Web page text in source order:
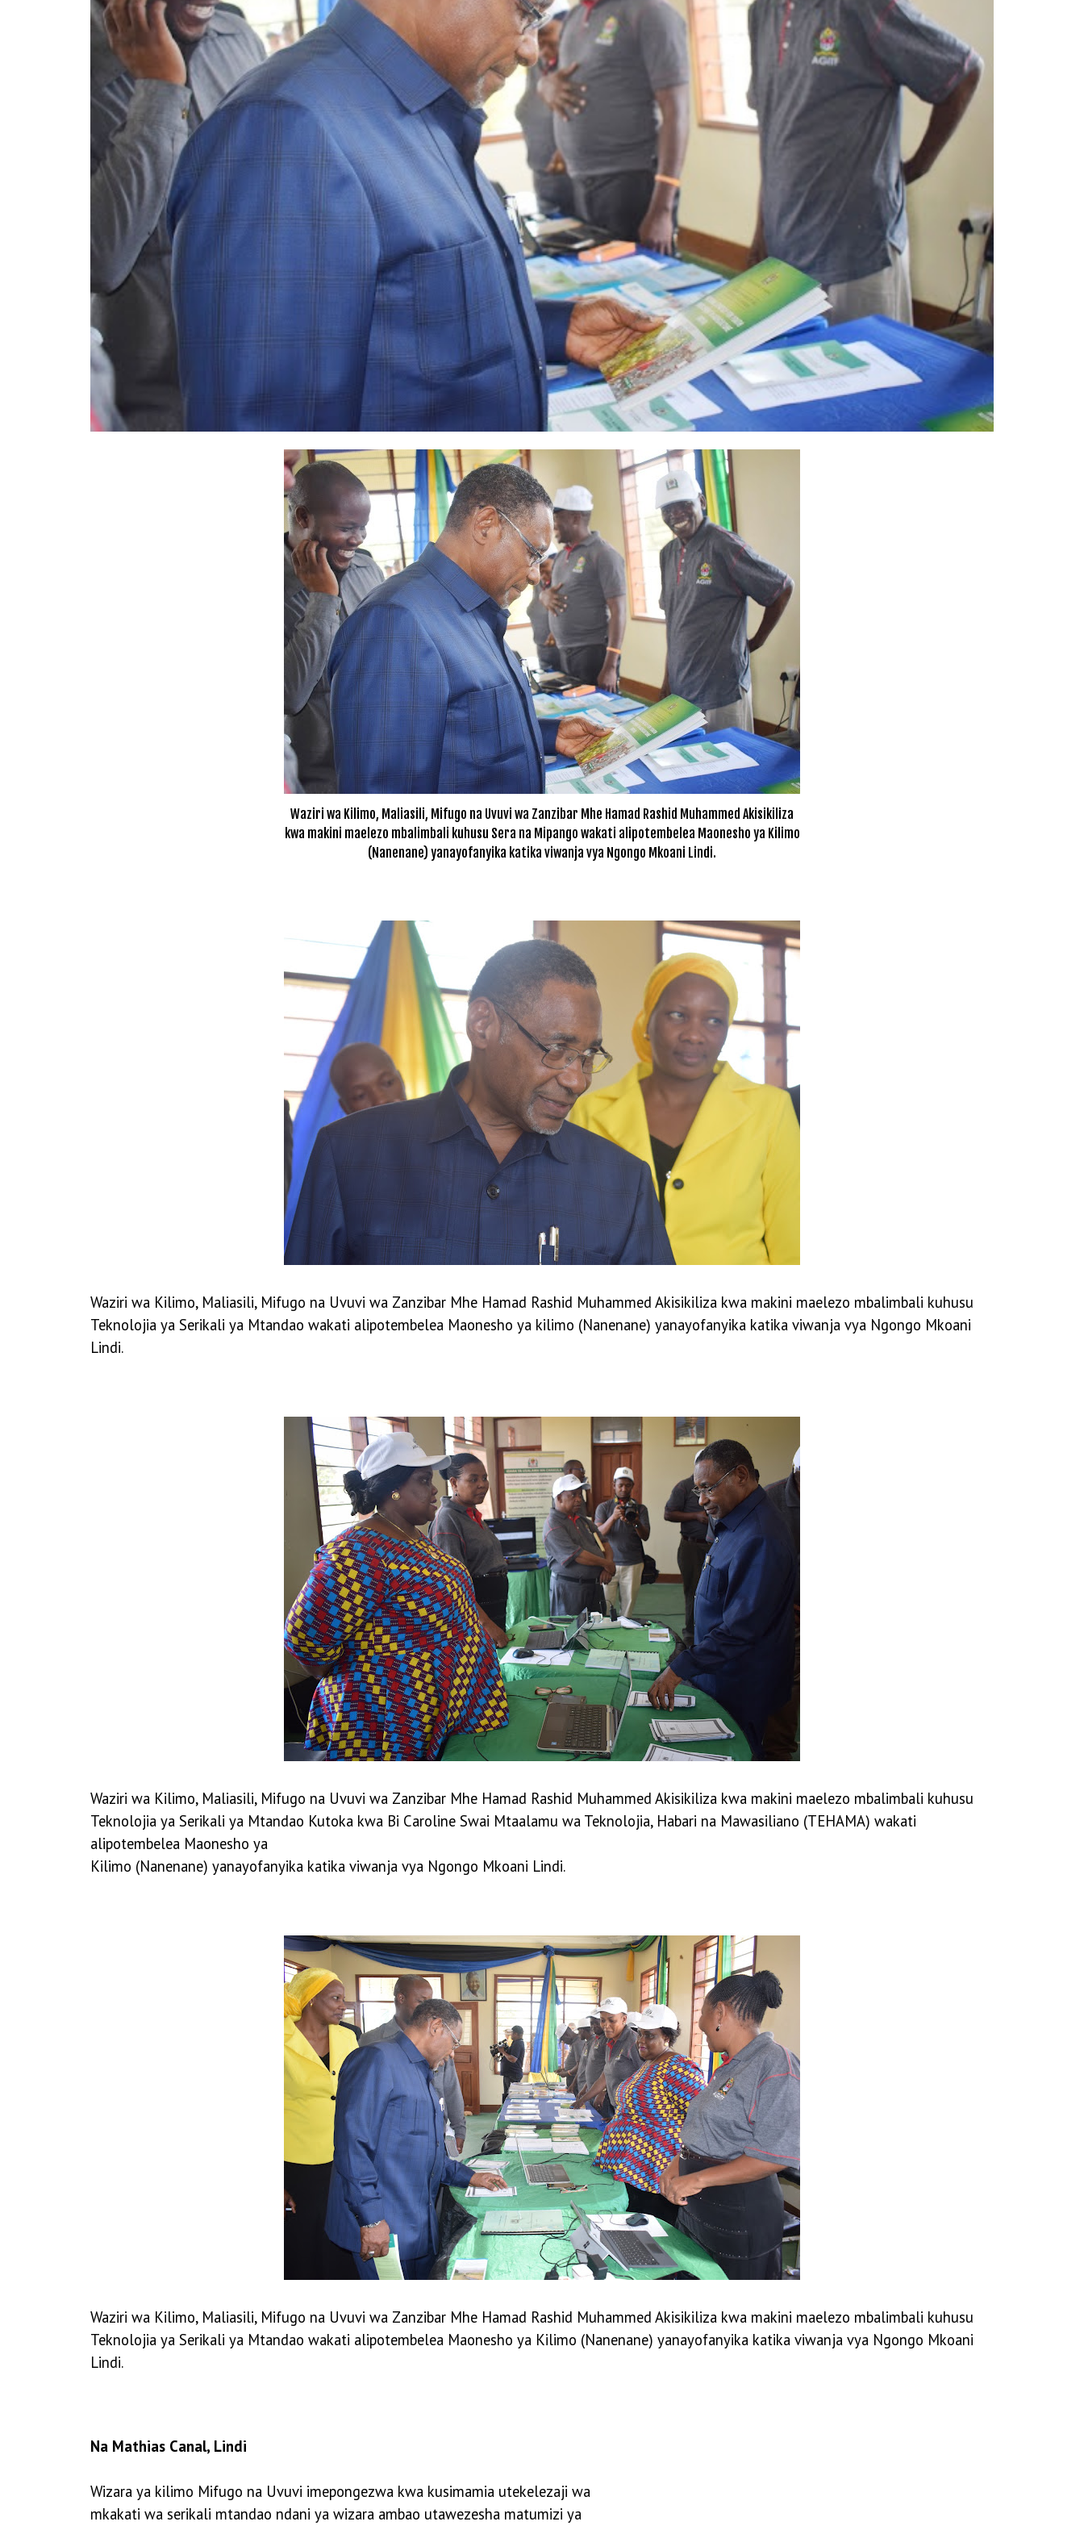
Waziri wa Kilimo, Maliasili, Mifugo na Uvuvi wa Zanzibar Mhe Hamad Rashid Muhammed Akisikiliza
kwa makini maelezo mbalimbali kuhusu Sera na Mipango wakati alipotembelea Maonesho ya Kilimo
(Nanenane) yanayofanyika katika viwanja vya Ngongo Mkoani Lindi.
Waziri wa Kilimo, Maliasili, Mifugo na Uvuvi wa Zanzibar Mhe Hamad Rashid Muhammed Akisikiliza kwa makini maelezo mbalimbali kuhusu
Teknolojia ya Serikali ya Mtandao wakati alipotembelea Maonesho ya kilimo (Nanenane) yanayofanyika katika viwanja vya Ngongo Mkoani
Lindi.
Waziri wa Kilimo, Maliasili, Mifugo na Uvuvi wa Zanzibar Mhe Hamad Rashid Muhammed Akisikiliza kwa makini maelezo mbalimbali kuhusu
Teknolojia ya Serikali ya Mtandao Kutoka kwa Bi Caroline Swai Mtaalamu wa Teknolojia, Habari na Mawasiliano (TEHAMA) wakati
alipotembelea Maonesho ya
Kilimo (Nanenane) yanayofanyika katika viwanja vya Ngongo Mkoani Lindi.
Waziri wa Kilimo, Maliasili, Mifugo na Uvuvi wa Zanzibar Mhe Hamad Rashid Muhammed Akisikiliza kwa makini maelezo mbalimbali kuhusu
Teknolojia ya Serikali ya Mtandao wakati alipotembelea Maonesho ya Kilimo (Nanenane) yanayofanyika katika viwanja vya Ngongo Mkoani
Lindi.
Na Mathias Canal, Lindi
Wizara ya kilimo Mifugo na Uvuvi imepongezwa kwa kusimamia utekelezaji wa
mkakati wa serikali mtandao ndani ya wizara ambao utawezesha matumizi ya